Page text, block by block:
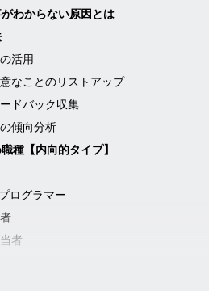
わからない原因とは
活用
なことのリストアップ
ドバック収集
傾向分析
種【内向的タイプ】
ログラマー
者
種【外向的タイプ】